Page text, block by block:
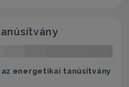
energetikai tanúsítvány